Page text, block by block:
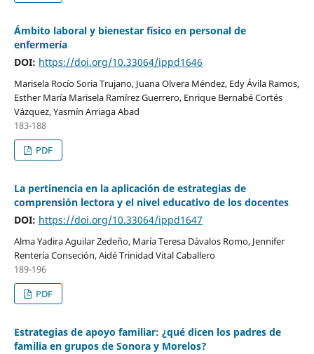
Ámbito laboral y bienestar físico en personal de
enfermería
DOI: https://doi.org/10.33064/ippd1646
Marisela Rocío Soria Trujano, Juana Olvera Méndez, Edy Ávila Ramos,
Esther María Marisela Ramírez Guerrero, Enrique Bernabé Cortés
Vázquez, Yasmín Arriaga Abad
183-188
PDF
La pertinencia en la aplicación de estrategias de
comprensión lectora y el nivel educativo de los docentes
DOI: https://doi.org/10.33064/ippd1647
Alma Yadira Aguilar Zedeño, María Teresa Dávalos Romo, Jennifer
Rentería Conseción, Aidé Trinidad Vital Caballero
189-196
PDF
Estrategias de apoyo familiar: ¿qué dicen los padres de
familia en grupos de Sonora y Morelos?